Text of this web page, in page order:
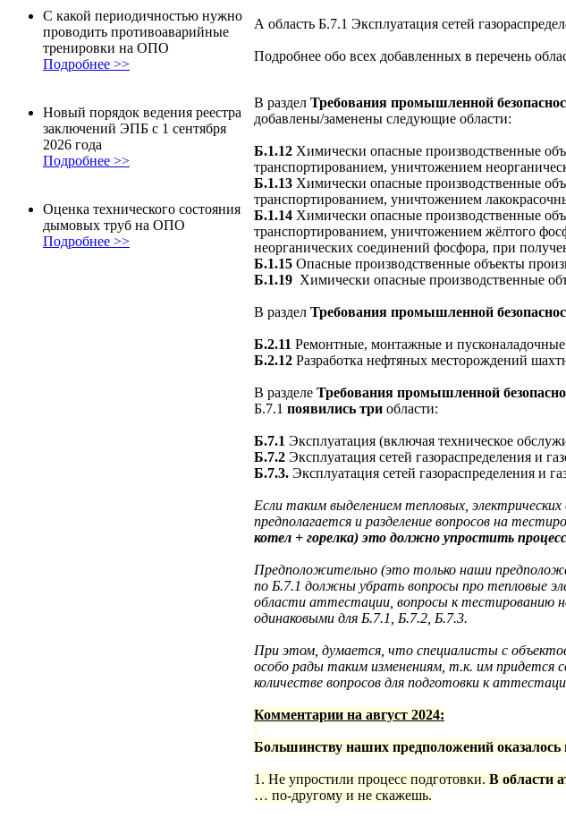
С какой периодичностью нужно
проводить противоаварийные
тренировки на ОПО
Подробнее >>
Новый порядок ведения реестра
заключений ЭПБ с 1 сентября
2026 года
Подробнее >>
Оценка технического состояния
дымовых труб на ОПО
Подробнее >>
А область Б.7.1 Эксплуатация сетей
Подробнее обо всех добавленных в перечень
В раздел Требования промышленной
добавлены/заменены следующие области:
Б.1.12 Химически опасные производственные
транспортированием, уничтожением
Б.1.13 Химически опасные производственные
транспортированием, уничтожением
Б.1.14 Химически опасные производственные
транспортированием, уничтожением жёлтого
неорганических соединений фосфора, при
Б.1.15 Опасные производственные объекты
Б.1.19 Химически опасные производственные
В раздел Требования промышленной
Б.2.11 Ремонтные, монтажные и
Б.2.12 Разработка нефтяных месторождений
В разделе Требования промышленной
Б.7.1 появились три области:
Б.7.1 Эксплуатация (включая техническое
Б.7.2 Эксплуатация сетей газораспределения и
Б.7.3. Эксплуатация сетей газораспределения и
Если таким выделением тепловых,
предполагается и разделение вопросов на
котел + горелка) это должно упростить
Предположительно (это только наши
по Б.7.1 должны убрать вопросы про тепловые
области аттестации, вопросы к тестированию
одинаковыми для Б.7.1, Б.7.2, Б.7.3.
При этом, думается, что специалисты с
особо рады таким изменениям, т.к. им
количестве вопросов для подготовки к
Комментарии на август 2024:
Большинству наших предположений оказалось
1. Не упростили процесс подготовки. В области
… по-другому и не скажешь.